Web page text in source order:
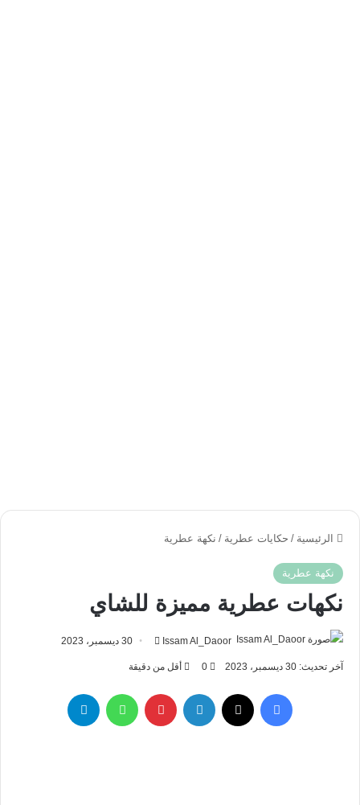
الرئيسية / حكايات عطرية / نكهة عطرية
نكهة عطرية
نكهات عطرية مميزة للشاي
Issam Al_Daoor
أرسل 30 ديسمبر، 2023
آخر تحديث: 30 ديسمبر، 2023 0 أقل من دقيقة
فيسبوك لينكدإن بينتيريست واتساب